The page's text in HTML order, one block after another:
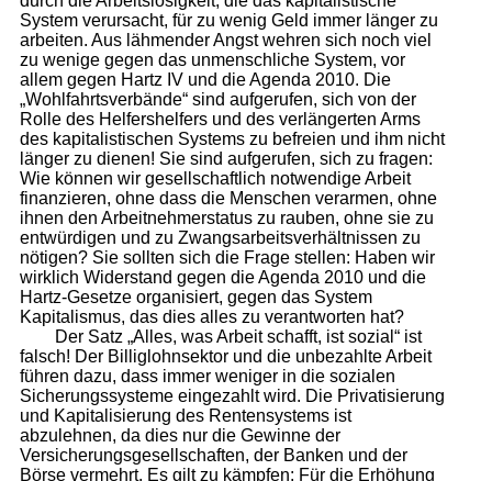
System verursacht, für zu wenig Geld immer länger zu
arbeiten. Aus lähmender Angst wehren sich noch viel
zu wenige gegen das unmenschliche System, vor
allem gegen Hartz IV und die Agenda 2010. Die
„Wohlfahrtsverbände“ sind aufgerufen, sich von der
Rolle des Helfershelfers und des verlängerten Arms
des kapitalistischen Systems zu befreien und ihm nicht
länger zu dienen! Sie sind aufgerufen, sich zu fragen:
Wie können wir gesellschaftlich notwendige Arbeit
finanzieren, ohne dass die Menschen verarmen, ohne
ihnen den Arbeitnehmerstatus zu rauben, ohne sie zu
entwürdigen und zu Zwangsarbeitsverhältnissen zu
nötigen? Sie sollten sich die Frage stellen: Haben wir
wirklich Widerstand gegen die Agenda 2010 und die
Hartz-Gesetze organisiert, gegen das System
Kapitalismus, das dies alles zu verantworten hat?
Der Satz „Alles, was Arbeit schafft, ist sozial“ ist
falsch! Der Billiglohnsektor und die unbezahlte Arbeit
führen dazu, dass immer weniger in die sozialen
Sicherungssysteme eingezahlt wird. Die Privatisierung
und Kapitalisierung des Rentensystems ist
abzulehnen, da dies nur die Gewinne der
Versicherungsgesellschaften, der Banken und der
Börse vermehrt. Es gilt zu kämpfen: Für die Erhöhung